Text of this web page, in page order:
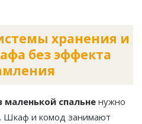
хранения и
без эффекта
маленькой спальне нужно
Шкаф и комод занимают